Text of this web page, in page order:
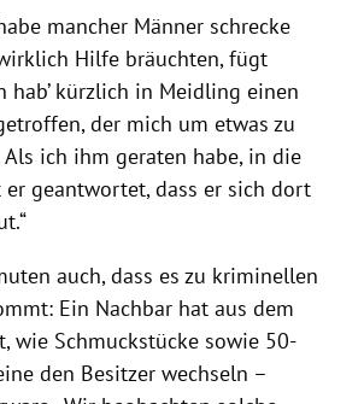
mancher Männer schrecke
Hilfe bräuchten, fügt
hab’ kürzlich in Meidling einen
der mich um etwas zu
Als ich ihm geraten habe, in die
er geantwortet, dass er sich dort
auch, dass es zu kriminellen
Ein Nachbar hat aus dem
wie Schmuckstücke sowie 50-
den Besitzer wechseln –